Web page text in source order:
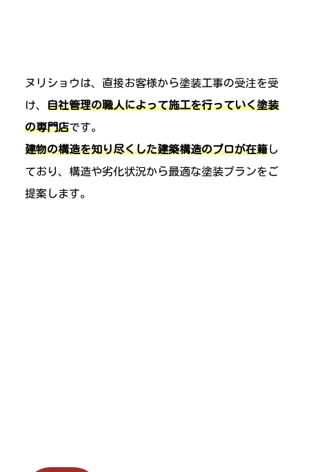
ヌリショウは、直接お客様から塗装工事の受注を受
け、 自社管理の職人によって施工を行っていく塗装
の専門店です。
建物の構造を知り尽くした建築構造のプロが在籍し
ており、構造や劣化状況から最適な塗装プランをご
提案します。